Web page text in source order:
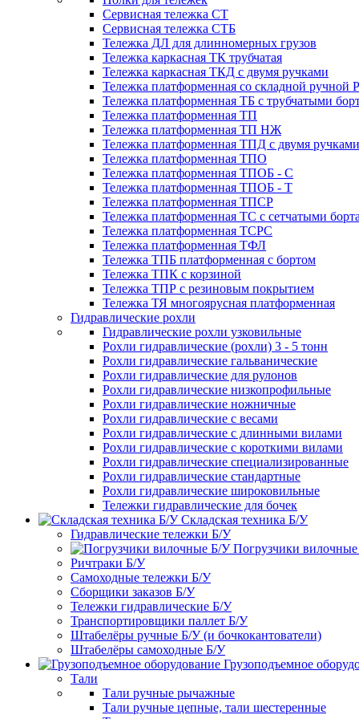
Сервисная тележка СТ
Сервисная тележка СТБ
Тележка ДЛ для длинномерных грузов
Тележка каркасная ТК трубчатая
Тележка каркасная ТКД с двумя ручками
Тележка платформенная со складной ручной
Тележка платформенная ТБ с трубчатыми
Тележка платформенная ТП
Тележка платформенная ТП НЖ
Тележка платформенная ТПД с двумя ручками
Тележка платформенная ТПО
Тележка платформенная ТПОБ - С
Тележка платформенная ТПОБ - Т
Тележка платформенная ТПСР
Тележка платформенная ТС с сетчатыми
Тележка платформенная ТСРС
Тележка платформенная ТФЛ
Тележка ТПБ платформенная с бортом
Тележка ТПК с корзиной
Тележка ТПР с резиновым покрытием
Тележка ТЯ многоярусная платформенная
Гидравлические рохли
Гидравлические рохли узковильные
Рохли гидравлические (рохли) 3 - 5 тонн
Рохли гидравлические гальванические
Рохли гидравлические для рулонов
Рохли гидравлические низкопрофильные
Рохли гидравлические ножничные
Рохли гидравлические с весами
Рохли гидравлические с длинными вилами
Рохли гидравлические с короткими вилами
Рохли гидравлические специализированные
Рохли гидравлические стандартные
Рохли гидравлические широковильные
Тележки гидравлические для бочек
Складская техника Б/У
Гидравлические тележки Б/У
Погрузчики
Ричтраки Б/У
Самоходные тележки Б/У
Сборщики заказов Б/У
Тележки гидравлические Б/У
Транспортировщики паллет Б/У
Штабелёры ручные Б/У (и бочкокантователи)
Штабелёры самоходные Б/У
Грузоподъемное
Тали
Тали ручные рычажные
Тали ручные цепные, тали шестеренные